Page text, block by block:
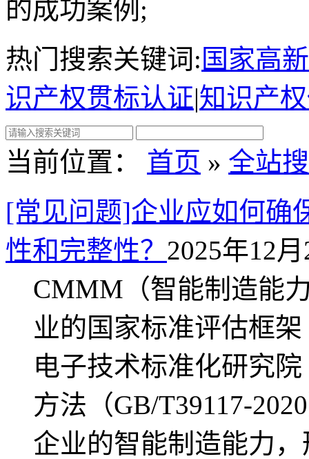
的成功案例;
热门搜索关键词: 国家高
识产权贯标认证|知识产
当前位置： 首页 » 全站
[常见问题]企业应如何确
性和完整性？ 2025年12
CMMM（智能制造能
业的国家标准评估框
电子技术标准化研究
方法（GB/T39117-
企业的智能制造能力